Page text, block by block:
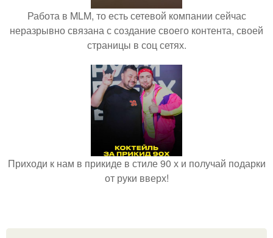
Работа в MLM, то есть сетевой компании сейчас
неразрывно связана с создание своего контента, своей
страницы в соц сетях.
Приходи к нам в прикиде в стиле 90 х и получай подарки
от руки вверх!